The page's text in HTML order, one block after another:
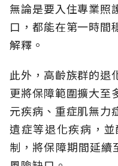
無論是要入住專業照
口，都能在第一時間
解釋。
此外，高齡族群的退
更將保障範圍擴大至
元疾病、重症肌無力
遺症等退化疾病，
制，將保障期間延